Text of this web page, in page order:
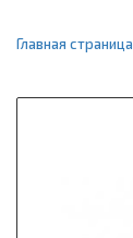
Главная страница